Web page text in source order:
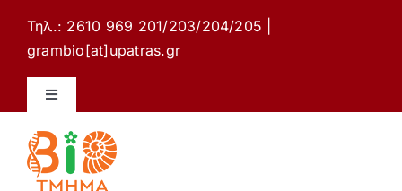
περιεχόμενο
Τηλ.: 2610 969 201/203/204/205 |
grambio[at]upatras.gr
Toggle
Ιστότοπος Τμήματος Βιολογίας